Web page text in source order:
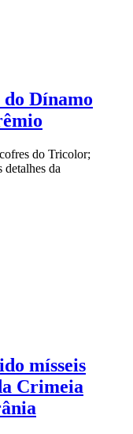
Dínamo
do Tricolor;
detalhes da
mísseis
Crimeia